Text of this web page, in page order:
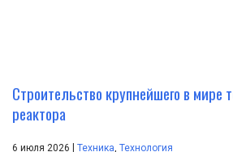
Строительство крупнейшего в мире
реактора
6 июля 2026 Техника, Технология